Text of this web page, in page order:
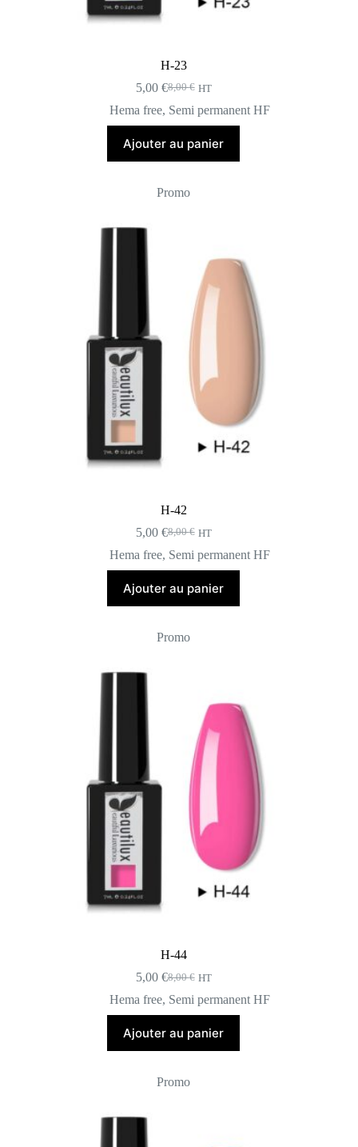
H-23
8,00€
Le
prix
8,00 €.
5,00 €Le
prix
5,00 €.
HT
Hema free, Semi permanent HF
Ajouter au panier
Promo
H-42
8,00€
Le
prix
8,00 €.
5,00 €Le
prix
5,00 €.
HT
Hema free, Semi permanent HF
Ajouter au panier
Promo
H-44
8,00€
Le
prix
initial
8,00 €.
5,00 €Le
prix
actuel
5,00 €.
HT
Hema free, Semi permanent HF
Ajouter au panier
Promo